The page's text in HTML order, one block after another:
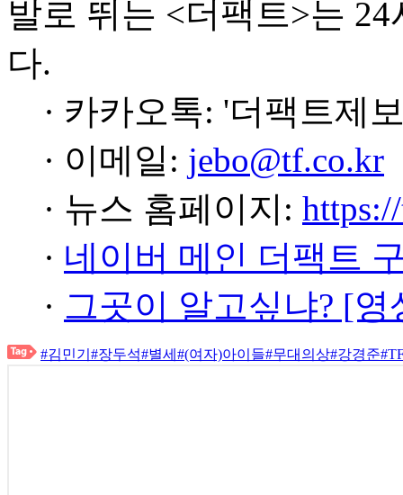
발로 뛰는 <더팩트>는
다.
· 카카오톡: '더팩트제
· 이메일: jebo@tf.co.kr
· 뉴스 홈페이지:
· 네이버 메인 더팩트
· 그곳이 알고싶냐? [
#김민기 #장두석#별세 #(여자)아이들#무대의상#강경준